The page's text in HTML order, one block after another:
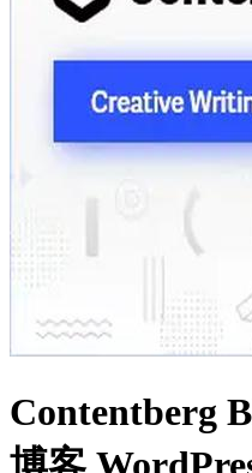
Contentberg